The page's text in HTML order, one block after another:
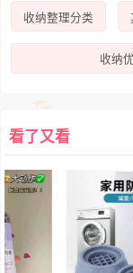
收纳整理分类
收纳
看了又看